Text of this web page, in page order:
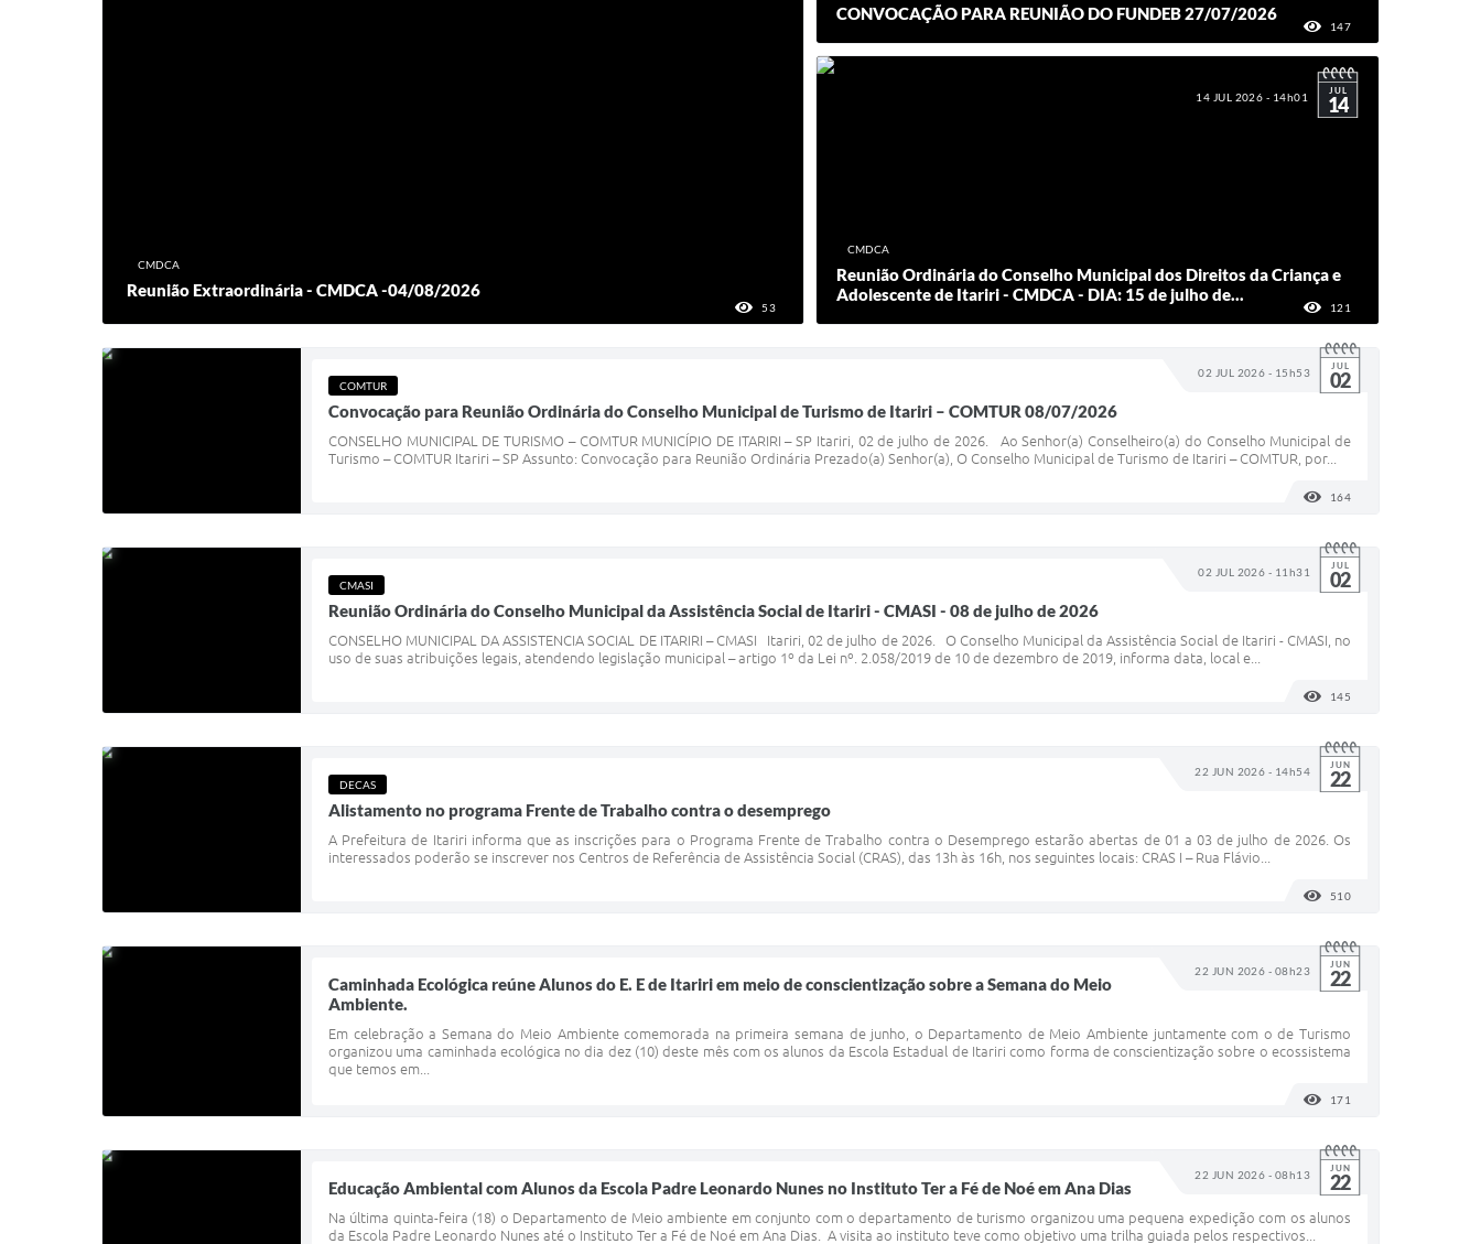
CMDCA
Reunião Extraordinária - CMDCA -04/08/2026
53
CONVOCAÇÃO PARA REUNIÃO DO FUNDEB 27/07/2026
147
14 JUL 2026 - 14h01 JUL
14
CMDCA
Reunião Ordinária do Conselho Municipal dos Direitos da Criança e
Adolescente de Itariri - CMDCA - DIA: 15 de julho de...
121
02 JUL 2026 - 15h53 JUL
02
COMTUR
Convocação para Reunião Ordinária do Conselho Municipal de Turismo de Itariri – COMTUR 08/07/2026
CONSELHO MUNICIPAL DE TURISMO – COMTUR MUNICÍPIO DE ITARIRI – SP Itariri, 02 de julho de 2026. Ao Senhor(a) Conselheiro(a) do Conselho Municipal de
Turismo – COMTUR Itariri – SP Assunto: Convocação para Reunião Ordinária Prezado(a) Senhor(a), O Conselho Municipal de Turismo de Itariri – COMTUR, por...
164
02 JUL 2026 - 11h31 JUL
02
CMASI
Reunião Ordinária do Conselho Municipal da Assistência Social de Itariri - CMASI - 08 de julho de 2026
CONSELHO MUNICIPAL DA ASSISTENCIA SOCIAL DE ITARIRI – CMASI Itariri, 02 de julho de 2026. O Conselho Municipal da Assistência Social de Itariri - CMASI, no
uso de suas atribuições legais, atendendo legislação municipal – artigo 1º da Lei nº. 2.058/2019 de 10 de dezembro de 2019, informa data, local e...
145
22 JUN 2026 - 14h54 JUN
22
DECAS
Alistamento no programa Frente de Trabalho contra o desemprego
A Prefeitura de Itariri informa que as inscrições para o Programa Frente de Trabalho contra o Desemprego estarão abertas de 01 a 03 de julho de 2026. Os
interessados poderão se inscrever nos Centros de Referência de Assistência Social (CRAS), das 13h às 16h, nos seguintes locais: CRAS I – Rua Flávio...
510
22 JUN 2026 - 08h23 JUN
22
Caminhada Ecológica reúne Alunos do E. E de Itariri em meio de conscientização sobre a Semana do Meio
Ambiente.
Em celebração a Semana do Meio Ambiente comemorada na primeira semana de junho, o Departamento de Meio Ambiente juntamente com o de Turismo
organizou uma caminhada ecológica no dia dez (10) deste mês com os alunos da Escola Estadual de Itariri como forma de conscientização sobre o ecossistema
que temos em...
171
22 JUN 2026 - 08h13 JUN
22
Educação Ambiental com Alunos da Escola Padre Leonardo Nunes no Instituto Ter a Fé de Noé em Ana Dias
Na última quinta-feira (18) o Departamento de Meio ambiente em conjunto com o departamento de turismo organizou uma pequena expedição com os alunos
da Escola Padre Leonardo Nunes até o Instituto Ter a Fé de Noé em Ana Dias. A visita ao instituto teve como objetivo uma trilha guiada pelos respectivos...